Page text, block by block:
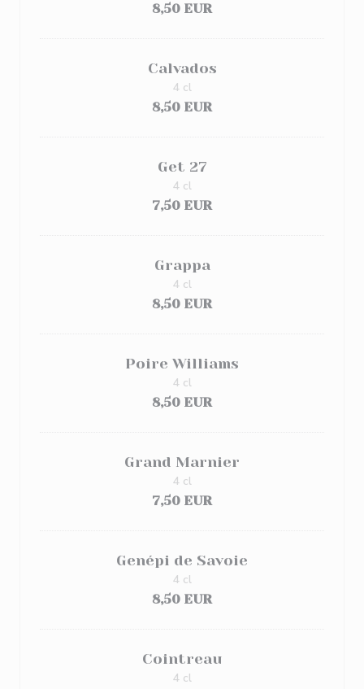
8,50 EUR
Calvados
8,50 EUR
4 cl
Get 27
7,50 EUR
4 cl
Grappa
8,50 EUR
4 cl
Poire Williams
8,50 EUR
4 cl
Grand Marnier
7,50 EUR
4 cl
Genépi de Savoie
8,50 EUR
4 cl
Cointreau
4 cl